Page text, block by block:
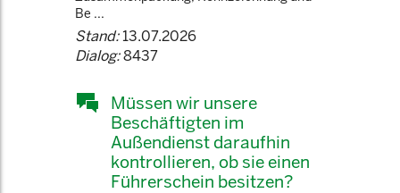
Be ...
Stand:13.07.2026
Dialog:8437
Müssen wir unsere
Beschäftigten im
Außendienst daraufhin
kontrollieren, ob sie einen
Führerschein besitzen?